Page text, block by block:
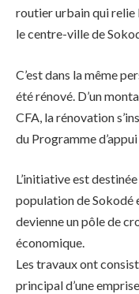
routier urbain qui relie
le centre-ville de
C’est dans la même
été rénové. D’un
CFA, la rénovation
du Programme
L’initiative est
population de Sokodé
devienne un pôle de
économique.
Les travaux ont
principal d’une